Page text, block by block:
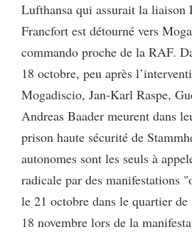
Lufthansa qui assurait la liaison
Francfort est détourné vers
commando proche de la RAF.
18 octobre, peu après
Mogadiscio, Jan-Karl Raspe,
Andreas Baader meurent dans
prison haute sécurité de
autonomes sont les seuls à
radicale par des manifestations
le 21 octobre dans le quartier
18 novembre lors de la